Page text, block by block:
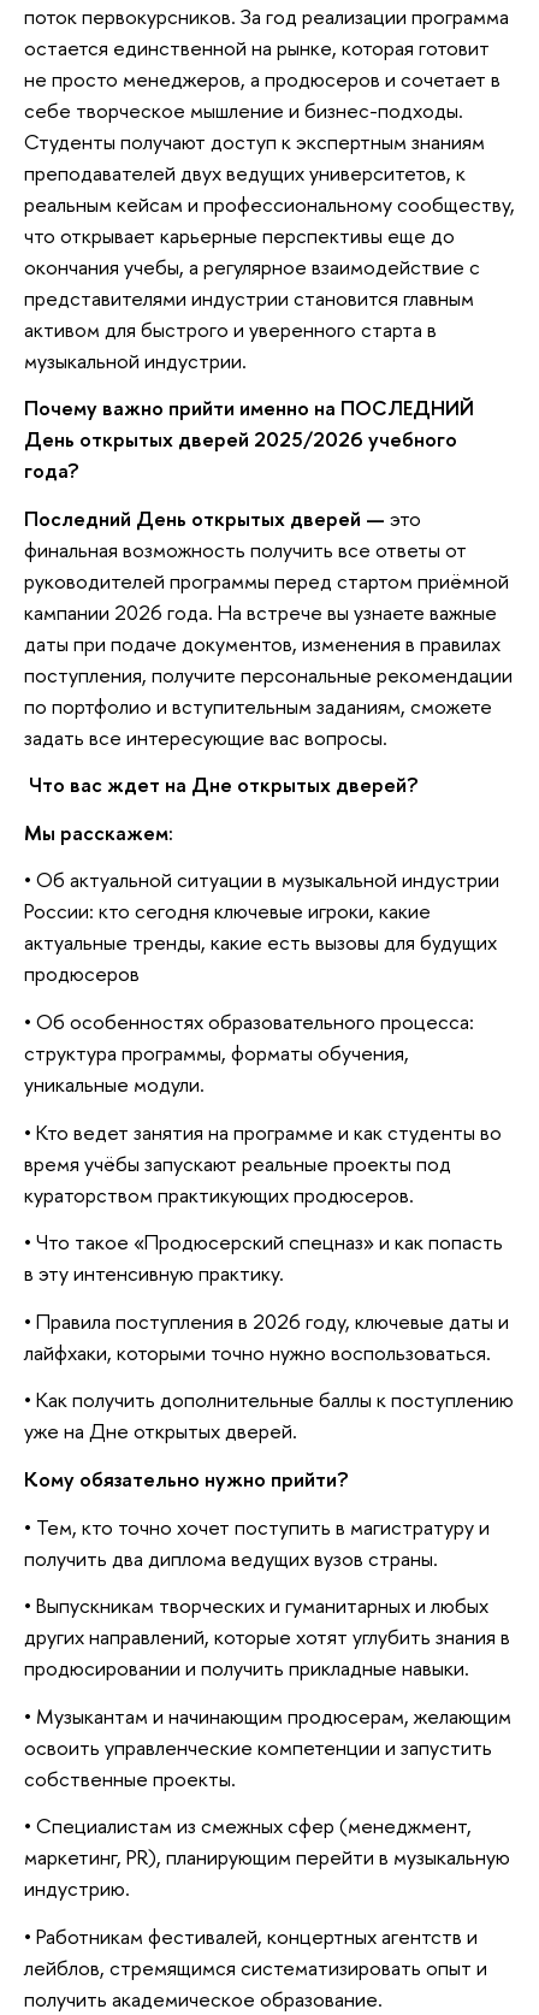
поток первокурсников. За год реализации программа
остается единственной на рынке, которая готовит
не просто менеджеров, а продюсеров и сочетает
себе творческое мышление и бизнес-подходы.
Студенты получают доступ к экспертным знаниям
преподавателей двухедущих университетов, к
реальным кейсам и профессиональному сообществу,
что открывает карьерные перспективы еще до
окончания учебы, а регулярное взаимодействие с
представителями индустрии становится лавным
активом для быстрого и уверенного старта
музыкальной индустрии.
Почему важно прийти именно на ПОСЛЕДНИЙ
День открытых дверей 2025/2026 учебного
ода?
Последний День открытых дверей — это
финальная возможность получить все ответы от
руководителей программы перед стартом приёмной
кампании 2026 года. На встрече вы узнаете важные
даты при подаче документов, изменения в правилах
поступления, получите персональные рекомендации
по портфолио и вступительным заданиям, сможете
задать все интересующие вас вопросы.
Что вас ждет на Дне открытых дверей?
Мы расскажем:
• Об актуальной ситуации в музыкальной индустрии
России: кто сегодня ключевые игроки, какие
актуальные тренды, какие есть вызовы для будущих
продюсеро
• Об особенностях образовательного процесса:
структура программы, форматы обучения,
уникальные модули.
• Кто ведет занятия на программе и как студенты во
ремя учёбы запускают реальные проекты под
кураторством практикующих продюсеров.
• Что такое «Продюсерский спецназ» и как попасть
эту интенсивную практику.
• Правила поступления в 2026 году, ключевые даты и
лайфхаки, которыми точно нужно воспользоваться.
• Как получить дополнительные баллы к поступлению
уже на Дне открытых дверей.
Кому обязательно нужно прийти?
• Тем, кто точно хочет поступить в магистратуру и
получить два диплома ведущих вузов страны.
• ыпускникам творческих и гуманитарных и любых
других направлений, которые хотят углубить знания
продюсировании и получить прикладные навыки.
• Музыкантам и начинающим продюсерам, желающим
освоить управленческие компетенции и запустить
собственные проекты.
• Специалистам из смежных сфер (менеджмент,
маркетинг, PR), планирующим перейти в музыкальную
индустрию.
• Работникам фестивалей, концертных агентств и
лейблов, стремящимся систематизировать опыт и
получить академическое образование.